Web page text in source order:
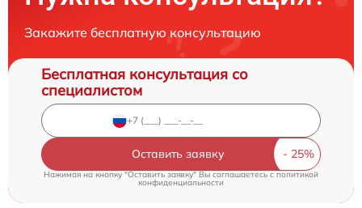
Закажите бесплатную консультацию
Бесплатная консультация со
специалистом
Оставить заявку
Нажимая на кнопку "Оставить заявку" Вы соглашаетесь cполитикой
конфиденциальности